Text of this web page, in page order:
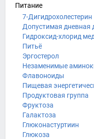
Питание
7-Дигидрохолестерин
Допустимая дневная
Гидроксид-хлорид
Питьё
Эргостерол
Незаменимые
Флавоноиды
Пищевая
Продуктовая группа
Фруктоза
Галактоза
Глюконастуртиин
Глюкоза